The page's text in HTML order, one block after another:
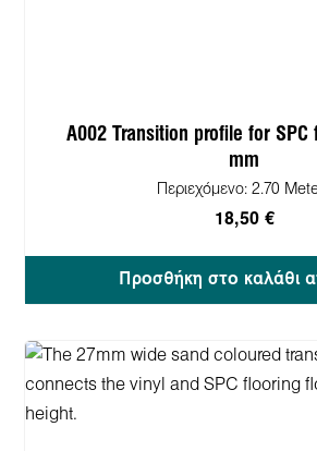
A002 Transition profile for SPC
mm
Περιεχόμενο: 2.70
18,50 €
Προσθήκη στο καλάθι